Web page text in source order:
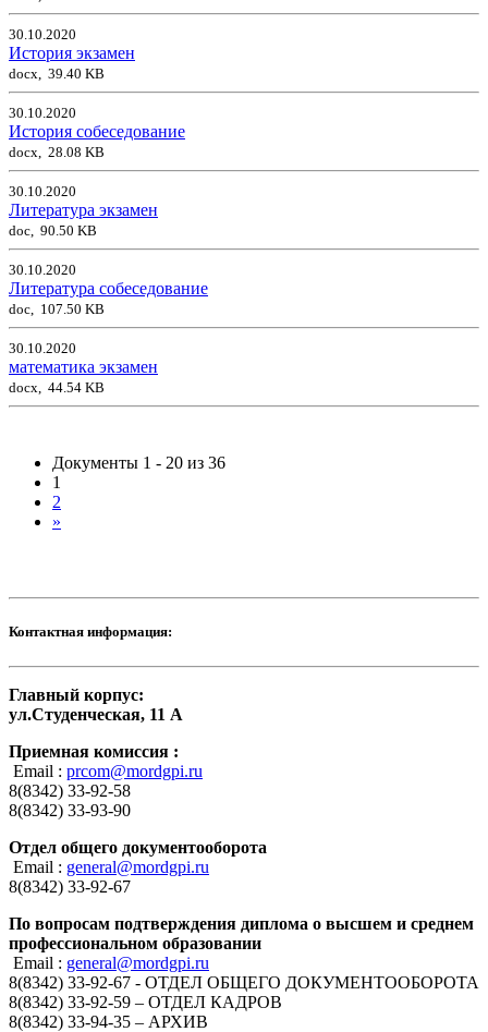
30.10.2020
История экзамен
docx, 39.40 KB
30.10.2020
История собеседование
docx, 28.08 KB
30.10.2020
Литература экзамен
doc, 90.50 KB
30.10.2020
Литература собеседование
doc, 107.50 KB
30.10.2020
математика экзамен
docx, 44.54 KB
Документы 1 - 20 из 36
1
2
»
Контактная информация:
Главный корпус:
ул.Студенческая, 11 А
Приемная комиссия :
Email : prcom@mordgpi.ru
8(8342) 33-92-58
8(8342) 33-93-90
Отдел общего документооборота
Email : general@mordgpi.ru
8(8342) 33-92-67
По вопросам подтверждения диплома о высшем и среднем
профессиональном образовании
Email : general@mordgpi.ru
8(8342) 33-92-67 - ОТДЕЛ ОБЩЕГО ДОКУМЕНТООБОРОТА
8(8342) 33-92-59 – ОТДЕЛ КАДРОВ
8(8342) 33-94-35 – АРХИВ